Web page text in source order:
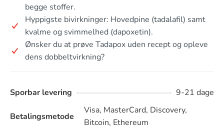
begge stoffer.
Hyppigste bivirkninger: Hovedpine (tadalafil) samt
kvalme og svimmelhed (dapoxetin).
Ønsker du at prøve Tadapox uden recept og opleve
dens dobbeltvirkning?
Sporbar levering 9-21 dage
Betalingsmetode
Visa, MasterCard, Discovery,
Bitcoin, Ethereum